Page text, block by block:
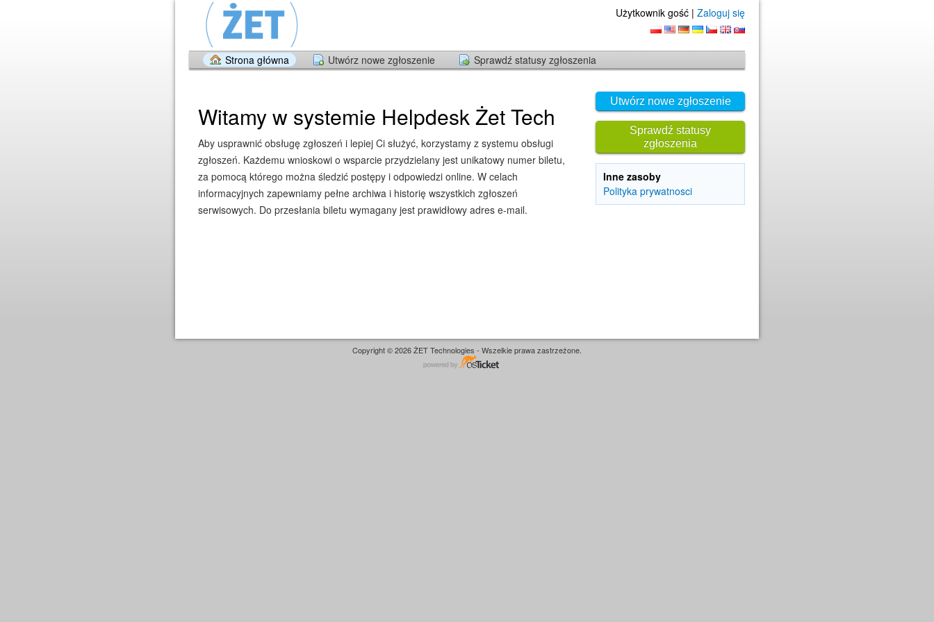
Użytkownik gość | Zaloguj się
Strona główna Utwórz nowe zgłoszenie Sprawdź statusy zgłoszenia
Utwórz nowe zgłoszenie
Sprawdź statusy
zgłoszenia
Inne zasoby
Polityka prywatnosci
Witamy w systemie Helpdesk Żet Tech
Aby usprawnić obsługę zgłoszeń i lepiej Ci służyć, korzystamy z systemu obsługi
zgłoszeń. Każdemu wnioskowi o wsparcie przydzielany jest unikatowy numer biletu,
za pomocą którego można śledzić postępy i odpowiedzi online. W celach
informacyjnych zapewniamy pełne archiwa i historię wszystkich zgłoszeń
serwisowych. Do przesłania biletu wymagany jest prawidłowy adres e-mail.
Copyright © 2026 ŻET Technologies - Wszelkie prawa zastrzeżone.